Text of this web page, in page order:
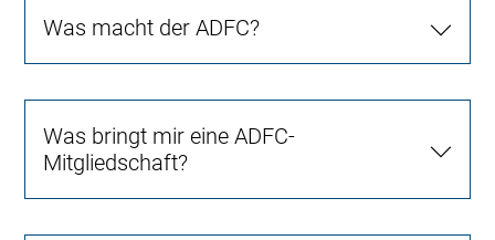
Was macht der ADFC?
Was bringt mir eine ADFC-
Mitgliedschaft?